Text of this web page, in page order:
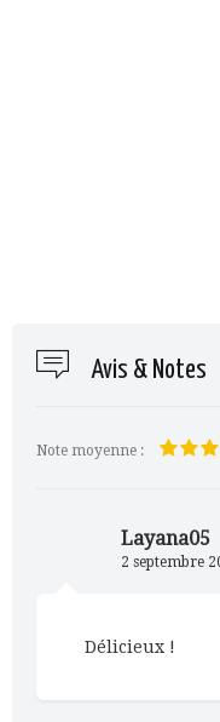
Avis & Notes
Note moyenne :
Layana05
2 septembre
Délicieux !